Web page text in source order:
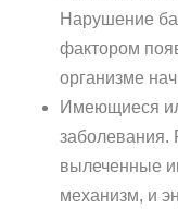
Нарушение
фактором
организме
Имеющиеся
заболевания.
вылеченные
механизм, и